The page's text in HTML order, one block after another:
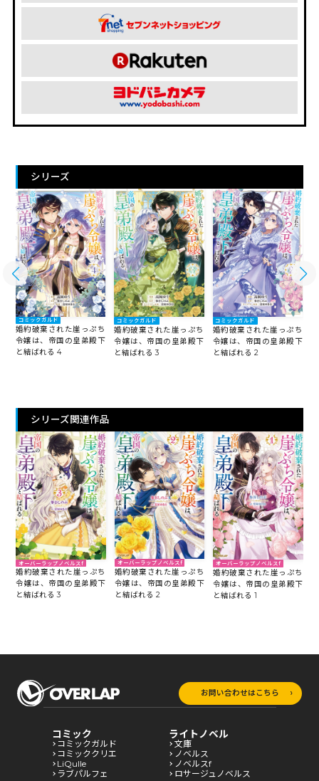
シリーズ
コミックガルド
婚約破棄された崖っぷち
令嬢は、帝国の皇弟殿下
と結ばれる 4
コミックガルド
婚約破棄された崖っぷち
令嬢は、帝国の皇弟殿下
と結ばれる 3
コミックガルド
婚約破棄された崖っぷち
令嬢は、帝国の皇弟殿下
と結ばれる 2
シリーズ関連作品
オーバーラップノベルスf
婚約破棄された崖っぷち
令嬢は、帝国の皇弟殿下
と結ばれる 3
オーバーラップノベルスf
婚約破棄された崖っぷち
令嬢は、帝国の皇弟殿下
と結ばれる 2
オーバーラップノベルスf
婚約破棄された崖っぷち
令嬢は、帝国の皇弟殿下
と結ばれる 1
お問い合わせはこちら
コミック
コミックガルド
コミッククリエ
LiQulle
ラブパルフェ
ライトノベル
文庫
ノベルス
ノベルスf
ロサージュノベルス